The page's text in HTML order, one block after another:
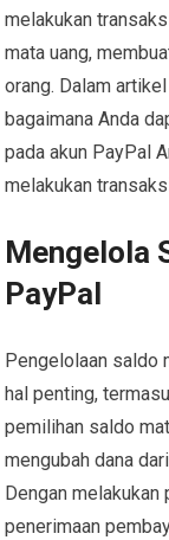
melakukan
mata uang,
orang. Dalam
bagaimana Anda
pada akun PayPal
melakukan
Mengelola
PayPal
Pengelolaan saldo
hal penting,
pemilihan saldo
mengubah dana
Dengan melakukan
penerimaan